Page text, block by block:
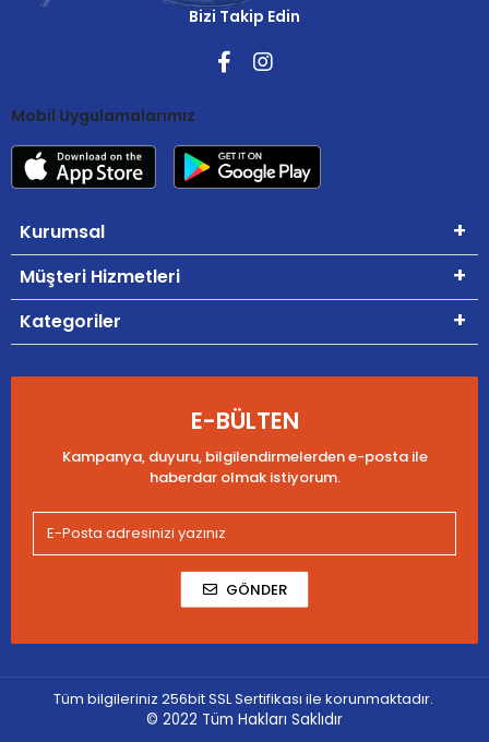
Bizi Takip Edin
Mobil Uygulamalarımız
Kurumsal
Müşteri Hizmetleri
Kategoriler
E-BÜLTEN
Kampanya, duyuru, bilgilendirmelerden e-posta ile
haberdar olmak istiyorum.
GÖNDER
Tüm bilgileriniz 256bit SSL Sertifikası ile korunmaktadır.
© 2022 Tüm Hakları Saklıdır